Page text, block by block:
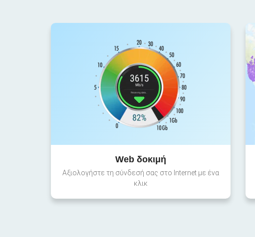
Web δοκιμή
Αξιολογήστε τη σύνδεσή σας στο Internet με ένα
κλικ